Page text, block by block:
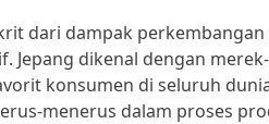
dari dampak
Jepang dikenal dengan
konsumen di seluruh
menerus dalam proses